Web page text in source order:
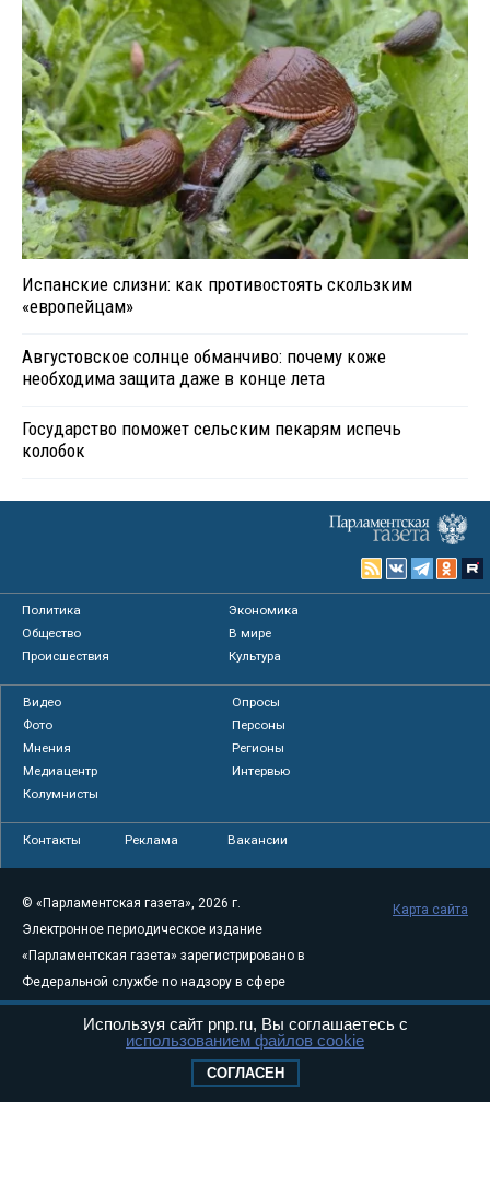
Испанские слизни: как противостоять скользким
«европейцам»
Августовское солнце обманчиво: почему коже
необходима защита даже в конце лета
Государство поможет сельским пекарям испечь
колобок
Политика
Экономика
Общество
В мире
Происшествия
Культура
Видео
Опросы
Фото
Персоны
Мнения
Регионы
Медиацентр
Интервью
Колумнисты
Контакты Реклама Вакансии
© «Парламентская газета», 2026 г.
Электронное периодическое издание
«Парламентская газета» зарегистрировано в
Федеральной службе по надзору в сфере
связи, информационных технологий и
массовых коммуникаций (Роскомнадзор) 05
Свидетельство о регистрации Эл № ФС77-
Карта сайта
Используя сайт pnp.ru, Вы соглашаетесь с
использованием файлов cookie
СОГЛАСЕН